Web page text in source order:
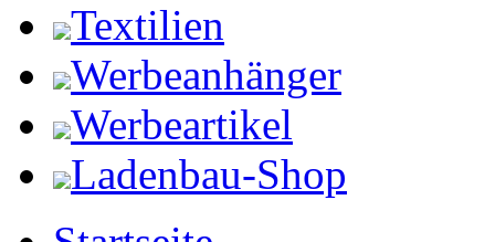
Textilien
Werbeanhänger
Werbeartikel
Ladenbau-Shop